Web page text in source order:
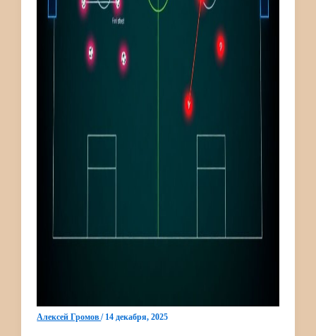
Алексей Громов/ 14 декабря, 2025